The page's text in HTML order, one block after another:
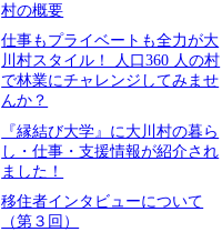
村の概要
仕事もプライベートも全力が大
川村スタイル！ 人口360 人の村
で林業にチャレンジしてみませ
んか？
『縁結び大学』に大川村の暮ら
し・仕事・支援情報が紹介され
ました！
移住者インタビューについて
（第３回）